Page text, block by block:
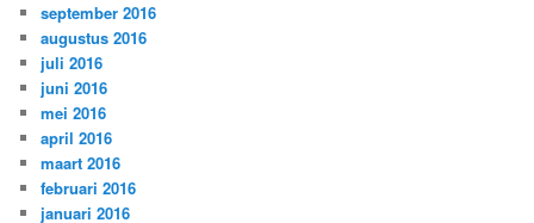
september 2016
augustus 2016
juli 2016
juni 2016
mei 2016
april 2016
maart 2016
februari 2016
januari 2016